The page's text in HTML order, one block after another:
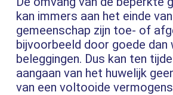
kan immers aan het einde
gemeenschap zijn toe- of
bijvoorbeeld door goede dan
beleggingen. Dus kan ten
aangaan van het huwelijk
van een voltooide